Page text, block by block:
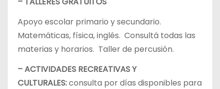
Apoyo escolar primario y secundario.
Matemáticas, física, inglés. Consultá todas las
materias y horarios. Taller de percusión.
– ACTIVIDADES RECREATIVAS Y
CULTURALES:consulta por días disponibles para